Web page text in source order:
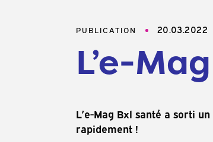
PUBLICATION 20.03.2022
L’e-
L’e-Mag Bxl santé a sorti
rapidement !